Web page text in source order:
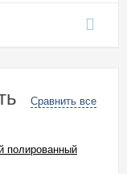
Сравнить все
полированный